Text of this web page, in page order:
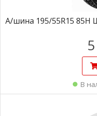
А/шина 195/55R15 85H
В